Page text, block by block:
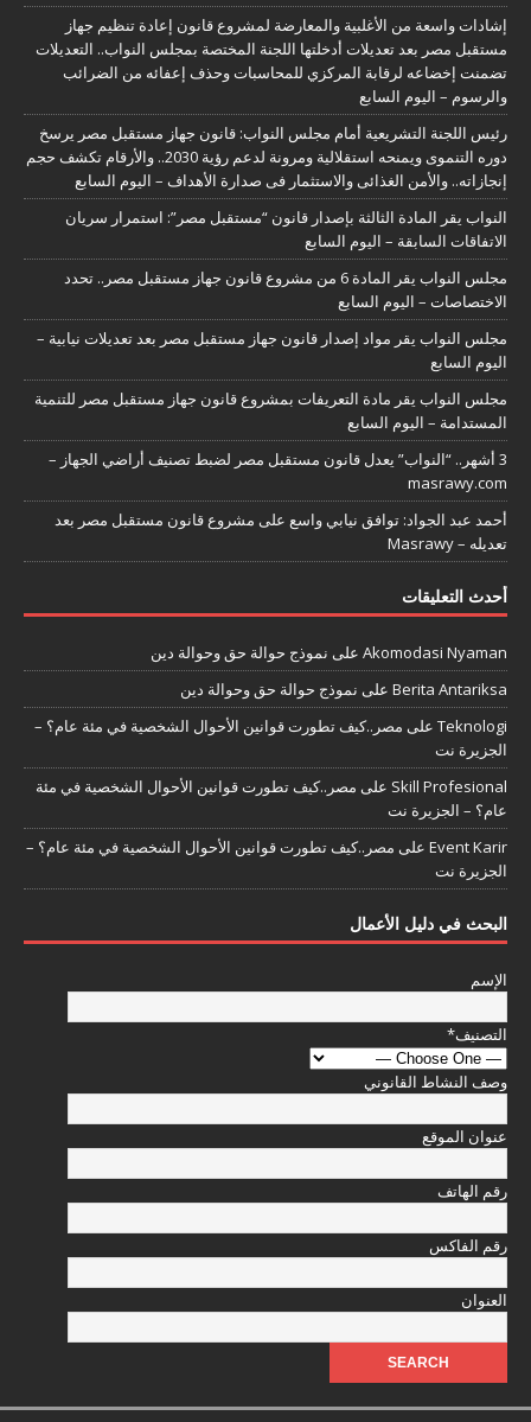
إشادات واسعة من الأغلبية والمعارضة لمشروع قانون إعادة تنظيم جهاز
مستقبل مصر بعد تعديلات أدخلتها اللجنة المختصة بمجلس النواب.. التعديلات
تضمنت إخضاعه لرقابة المركزي للمحاسبات وحذف إعفائه من الضرائب
والرسوم – اليوم السابع
رئيس اللجنة التشريعية أمام مجلس النواب: قانون جهاز مستقبل مصر يرسخ
دوره التنموى ويمنحه استقلالية ومرونة لدعم رؤية 2030.. والأرقام تكشف حجم
إنجازاته.. والأمن الغذائى والاستثمار فى صدارة الأهداف – اليوم السابع
النواب يقر المادة الثالثة بإصدار قانون “مستقبل مصر”: استمرار سريان
الاتفاقات السابقة – اليوم السابع
مجلس النواب يقر المادة 6 من مشروع قانون جهاز مستقبل مصر.. تحدد
الاختصاصات – اليوم السابع
مجلس النواب يقر مواد إصدار قانون جهاز مستقبل مصر بعد تعديلات نيابية –
اليوم السابع
مجلس النواب يقر مادة التعريفات بمشروع قانون جهاز مستقبل مصر للتنمية
المستدامة – اليوم السابع
3 أشهر.. “النواب” يعدل قانون مستقبل مصر لضبط تصنيف أراضي الجهاز –
masrawy.com
أحمد عبد الجواد: توافق نيابي واسع على مشروع قانون مستقبل مصر بعد
تعديله – Masrawy
أحدث التعليقات
Akomodasi Nyaman على نموذج حوالة حق وحوالة دين
Berita Antariksa على نموذج حوالة حق وحوالة دين
Teknologi على مصر..كيف تطورت قوانين الأحوال الشخصية في مئة عام؟ –
الجزيرة نت
Skill Profesional على مصر..كيف تطورت قوانين الأحوال الشخصية في مئة
عام؟ – الجزيرة نت
Event Karir على مصر..كيف تطورت قوانين الأحوال الشخصية في مئة عام؟ –
الجزيرة نت
البحث في دليل الأعمال
الإسم
التصنيف*
وصف النشاط القانوني
عنوان الموقع
رقم الهاتف
رقم الفاكس
العنوان